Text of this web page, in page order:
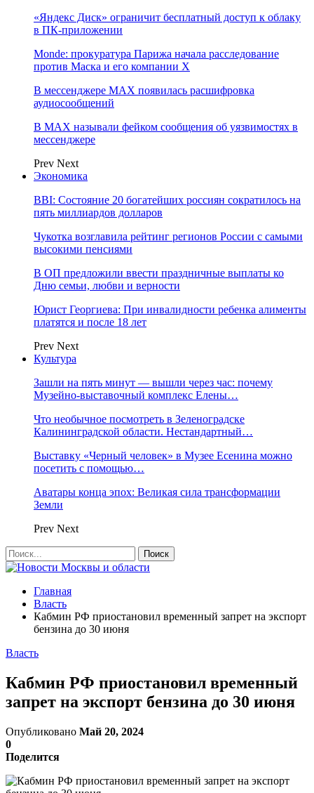
«Яндекс Диск» ограничит бесплатный доступ к облаку
в ПК-приложении
Monde: прокуратура Парижа начала расследование
против Маска и его компании X
В мессенджере MAX появилась расшифровка
аудиосообщений
В МAX называли фейком сообщения об уязвимостях в
мессенджере
Prev Next
Экономика
BBI: Состояние 20 богатейших россиян сократилось на
пять миллиардов долларов
Чукотка возглавила рейтинг регионов России с самыми
высокими пенсиями
В ОП предложили ввести праздничные выплаты ко
Дню семьи, любви и верности
Юрист Георгиева: При инвалидности ребенка алименты
платятся и после 18 лет
Prev Next
Культура
Зашли на пять минут — вышли через час: почему
Музейно-выставочный комплекс Елены…
Что необычное посмотреть в Зеленоградске
Калининградской области. Нестандартный…
Выставку «Черный человек» в Музее Есенина можно
посетить с помощью…
Аватары конца эпох: Великая сила трансформации
Земли
Prev Next
Главная
Власть
Кабмин РФ приостановил временный запрет на экспорт
бензина до 30 июня
Власть
Кабмин РФ приостановил временный
запрет на экспорт бензина до 30 июня
Опубликовано Май 20, 2024
0
Поделится